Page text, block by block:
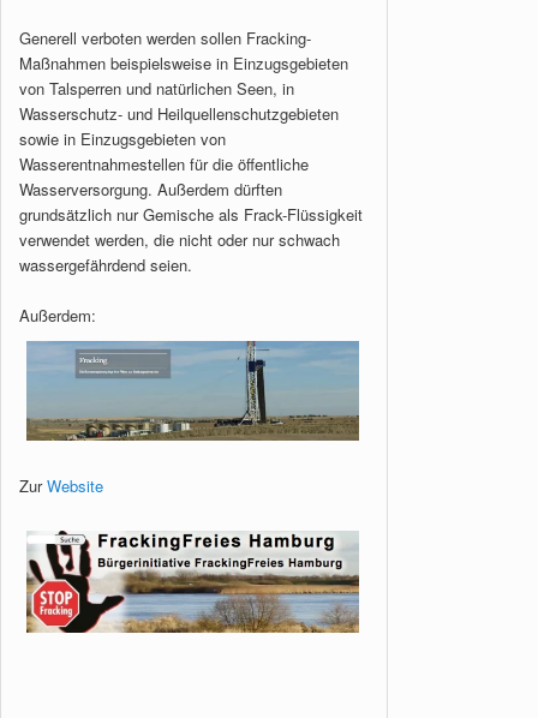
Generell verboten werden sollen Fracking-
Maßnahmen beispielsweise in Einzugsgebieten
von Talsperren und natürlichen Seen, in
Wasserschutz- und Heilquellenschutzgebieten
sowie in Einzugsgebieten von
Wasserentnahmestellen für die öffentliche
Wasserversorgung. Außerdem dürften
grundsätzlich nur Gemische als Frack-Flüssigkeit
verwendet werden, die nicht oder nur schwach
wassergefährdend seien.
Außerdem:
ZurWebsite